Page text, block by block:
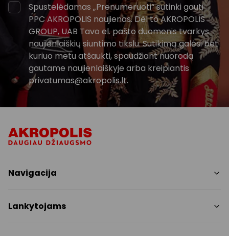
Spustelėdamas „Prenumeruoti“ sutinki gauti
PPC AKROPOLIS naujienas. Dėl to AKROPOLIS
GROUP, UAB Tavo el. pašto duomenis tvarkys
naujienlaiškių siuntimo tikslu. Sutikimą galėsi bet
kuriuo metu atšaukti, spaudžiant nuorodą
gautame naujienlaiškyje arba kreipiantis
privatumas@akropolis.lt.
Navigacija
Paslaugos
Lankytojams